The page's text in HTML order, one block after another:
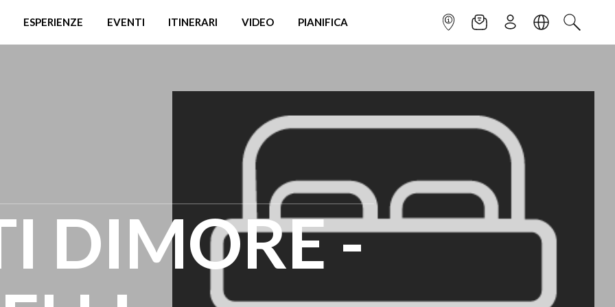
ESPERIENZE EVENTI ITINERARI VIDEO PIANIFICA INFOPOINTNEWSLETTER
ISCRIVITILINGUACERCA
DIMORE -